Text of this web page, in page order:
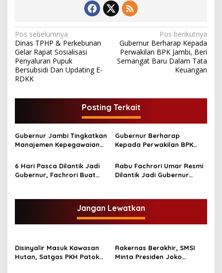
N
a
v
i
s
i
p
o
s
Pos sebelumnya
Dinas TPHP & Perkebunan
Gelar Rapat Sosialisasi
Penyaluran Pupuk
Bersubsidi Dan Updating E-
RDKK
Pos berikutnya
Gubernur Berharap Kepada
Perwakilan BPK Jambi, Beri
Semangat Baru Dalam Tata
Keuangan
Posting Terkait
Gubernur Jambi Tingkatkan
Manajemen Kepegawaian
Yang Terpogram
Gubernur Berharap
Kepada Perwakilan BPK
Dalam Tata Keuangan
6 Hari Pasca Dilantik Jadi
Gubernur, Fachrori Buat
Rabu Fachrori Umar Resmi
Dilantik Jadi Gubernur
Jangan Lewatkan
Disinyalir Masuk Kawasan
Hutan, Satgas PKH Patok
Rakernas Berakhir, SMSI
Minta Presiden Joko